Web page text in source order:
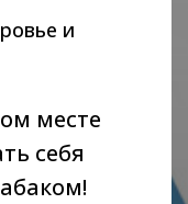
и
месте
себя